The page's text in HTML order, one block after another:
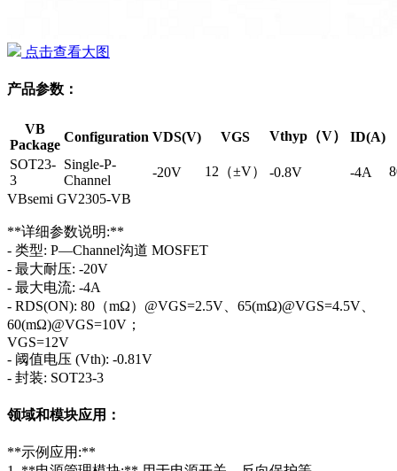
点击查看大图
产品参数：
VB
Package
Configuration VDS(V) VGS Vthyp（V）
ID(A)
SOT23-
3
Single-P-
Channel
-20V 12（±V） -0.8V -4A
VBsemi GV2305-VB
**详细参数说明:**
- 类型: P—Channel沟道 MOSFET
- 最大耐压: -20V
- 最大电流: -4A
- RDS(ON): 80（mΩ）@VGS=2.5V、65(mΩ)@VGS=4.5V、
60(mΩ)@VGS=10V；
VGS=12V
- 阈值电压 (Vth): -0.81V
- 封装: SOT23-3
领域和模块应用：
**示例应用:**